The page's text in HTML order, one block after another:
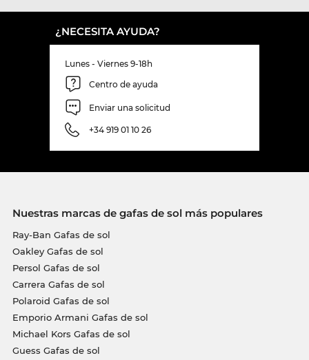
¿NECESITA AYUDA?
Lunes - Viernes 9-18h
Centro de ayuda
Enviar una solicitud
+34 919 01 10 26
Nuestras marcas de gafas de sol más populares
Ray-Ban Gafas de sol
Oakley Gafas de sol
Persol Gafas de sol
Carrera Gafas de sol
Polaroid Gafas de sol
Emporio Armani Gafas de sol
Michael Kors Gafas de sol
Guess Gafas de sol